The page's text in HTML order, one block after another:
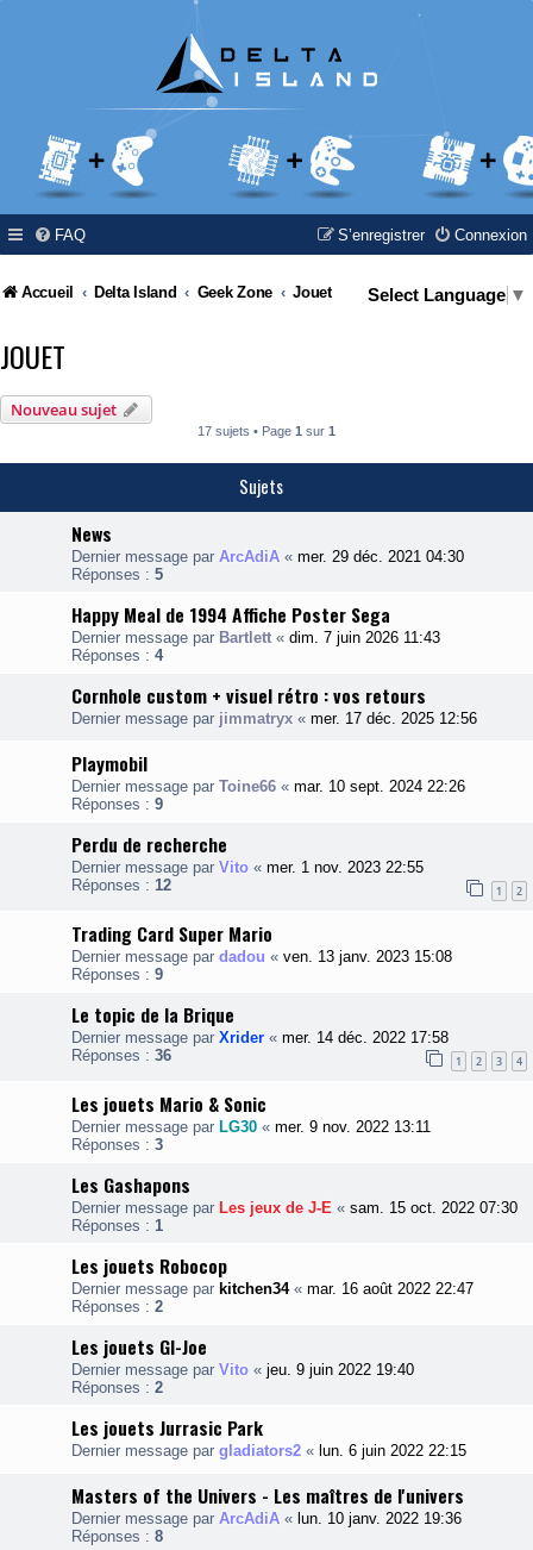
FAQ Connexion
S’enregistrer
Accueil Delta Island Geek Zone Jouet Select Language ▼
JOUET
Nouveau sujet
17 sujets • Page 1 sur 1
Sujets
News
Dernier message par ArcAdiA « mer. 29 déc. 2021 04:30
Réponses : 5
Happy Meal de 1994 Affiche Poster Sega
Dernier message par Bartlett « dim. 7 juin 2026 11:43
Réponses : 4
Cornhole custom + visuel rétro : vos retours
Dernier message par jimmatryx « mer. 17 déc. 2025 12:56
Playmobil
Dernier message par Toine66 « mar. 10 sept. 2024 22:26
Réponses : 9
Perdu de recherche
Dernier message par Vito « mer. 1 nov. 2023 22:55
Réponses : 12 1 2
Trading Card Super Mario
Dernier message par dadou « ven. 13 janv. 2023 15:08
Réponses : 9
Le topic de la Brique
Dernier message par Xrider « mer. 14 déc. 2022 17:58
Réponses : 36 1 2 3 4
Les jouets Mario & Sonic
Dernier message par LG30 « mer. 9 nov. 2022 13:11
Réponses : 3
Les Gashapons
Dernier message par Les jeux de J-E « sam. 15 oct. 2022 07:30
Réponses : 1
Les jouets Robocop
Dernier message par kitchen34« mar. 16 août 2022 22:47
Réponses : 2
Les jouets GI-Joe
Dernier message par Vito « jeu. 9 juin 2022 19:40
Réponses : 2
Les jouets Jurrasic Park
Dernier message par gladiators2 « lun. 6 juin 2022 22:15
Masters of the Univers - Les maîtres de l'univers
Dernier message par ArcAdiA « lun. 10 janv. 2022 19:36
Réponses : 8